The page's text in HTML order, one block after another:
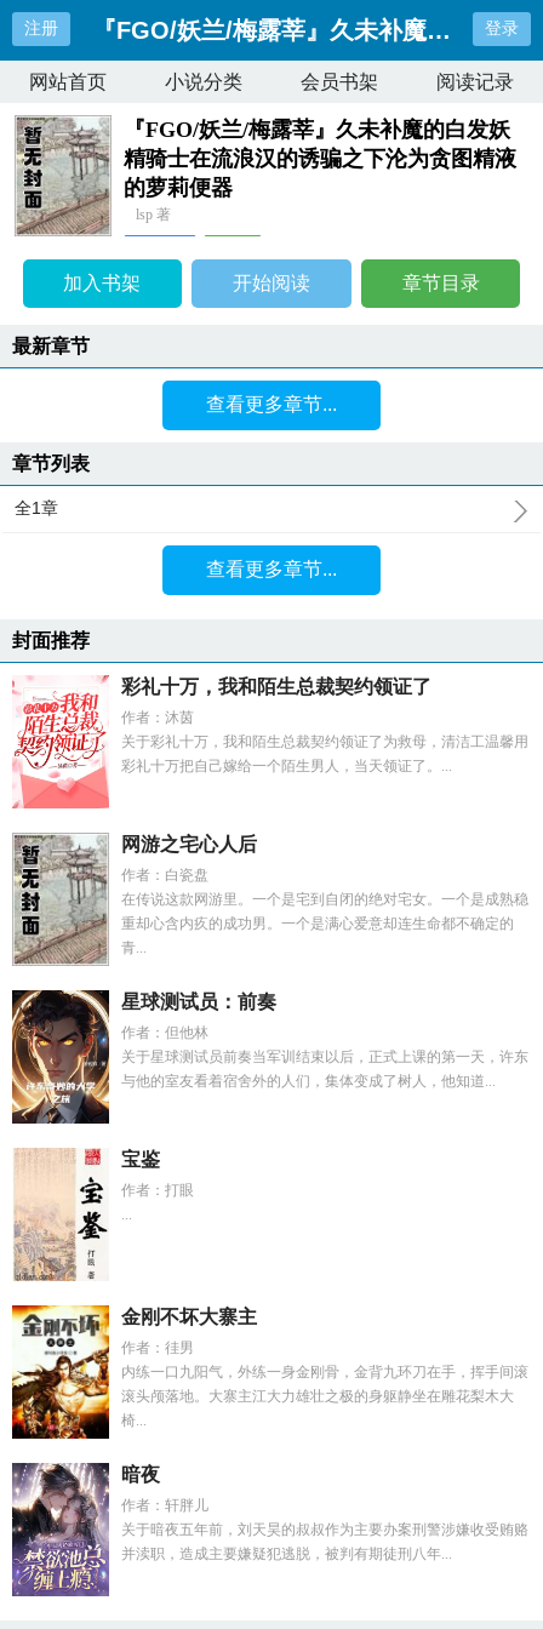
注册 『FGO/妖兰/梅露莘』久未补魔的白发
登录
网站首页 小说分类 会员书架 阅读记录
『FGO/妖兰/梅露莘』久未补魔的白发妖
精骑士在流浪汉的诱骗之下沦为贪图精液
的萝莉便器
lsp 著
最近更新：
全1章
更新时间：
加入书架 开始阅读 章节目录
最新章节
查看更多章节...
章节列表
全1章
查看更多章节...
封面推荐
彩礼十万，我和陌生总裁契约领证了
作者：沐茵
关于彩礼十万，我和陌生总裁契约领证了为救母，清洁工温馨用
彩礼十万把自己嫁给一个陌生男人，当天领证了。...
网游之宅心人后
作者：白瓷盘
在传说这款网游里。一个是宅到自闭的绝对宅女。一个是成熟稳
重却心含内疚的成功男。一个是满心爱意却连生命都不确定的
青...
星球测试员：前奏
作者：但他林
关于星球测试员前奏当军训结束以后，正式上课的第一天，许东
与他的室友看着宿舍外的人们，集体变成了树人，他知道...
宝鉴
作者：打眼
...
金刚不坏大寨主
作者：徍男
内练一口九阳气，外练一身金刚骨，金背九环刀在手，挥手间滚
滚头颅落地。大寨主江大力雄壮之极的身躯静坐在雕花梨木大
椅...
暗夜
作者：轩胖儿
关于暗夜五年前，刘天昊的叔叔作为主要办案刑警涉嫌收受贿赂
并渎职，造成主要嫌疑犯逃脱，被判有期徒刑八年...